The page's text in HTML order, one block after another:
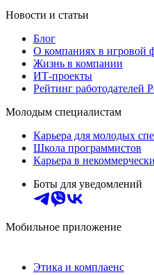
Новости и статьи
Блог
О компаниях в игровой
Жизнь в компании
ИТ-проекты
Рейтинг работодателей
Молодым специалистам
Карьера для молодых
Школа программистов
Карьера в
Боты для уведомлений
Мобильное приложение
Этика и комплаенс